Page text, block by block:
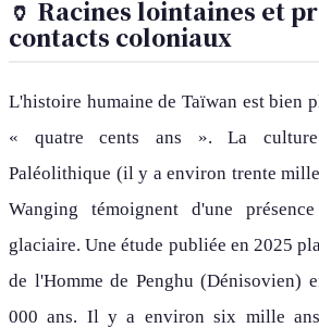
🏺 Racines lointaines et
contacts coloniaux
L'histoire humaine de Taïwan est bien
« quatre cents ans ». La
Paléolithique (il y a environ trente
Wanging témoignent d'une
glaciaire. Une étude publiée en 2025
de l'Homme de Penghu (Dénisovien)
000 ans. Il y a environ six mille